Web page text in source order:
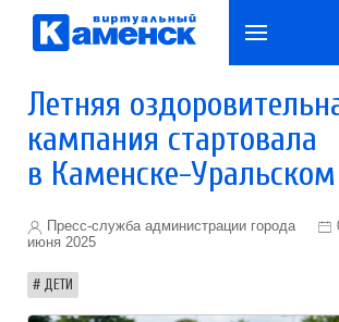
Летняя
кампания стартовала
в Каменске-Уральском
Пресс-служба администрации города
июня 2025
ДЕТИ